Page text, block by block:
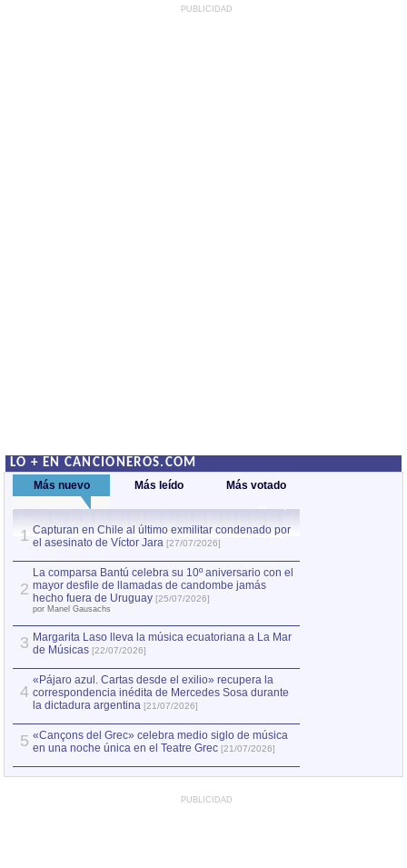
PUBLICIDAD
LO + EN CANCIONEROS.COM
Más nuevo Más leído Más votado
1 Capturan en Chile al último exmilitar condenado por
el asesinato de Víctor Jara [27/07/2026]
2
La comparsa Bantú celebra su 10º aniversario con el
mayor desfile de llamadas de candombe jamás
hecho fuera de Uruguay [25/07/2026]
por Manel Gausachs
3 Margarita Laso lleva la música ecuatoriana a La Mar
de Músicas [22/07/2026]
4
«Pájaro azul. Cartas desde el exilio» recupera la
correspondencia inédita de Mercedes Sosa durante
la dictadura argentina [21/07/2026]
5 «Cançons del Grec» celebra medio siglo de música
en una noche única en el Teatre Grec [21/07/2026]
PUBLICIDAD